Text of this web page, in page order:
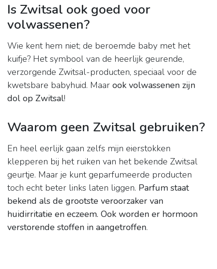
Is Zwitsal ook goed voor
volwassenen?
Wie kent hem niet; de beroemde baby met het
kuifje? Het symbool van de heerlijk geurende,
verzorgende Zwitsal-producten, speciaal voor de
kwetsbare babyhuid. Maar ook volwassenen zijn
dol op Zwitsal!
Waarom geen Zwitsal gebruiken?
En heel eerlijk gaan zelfs mijn eierstokken
klepperen bij het ruiken van het bekende Zwitsal
geurtje. Maar je kunt geparfumeerde producten
toch echt beter links laten liggen. Parfum staat
bekend als de grootste veroorzaker van
huidirritatie en eczeem. Ook worden er hormoon
verstorende stoffen in aangetroffen.